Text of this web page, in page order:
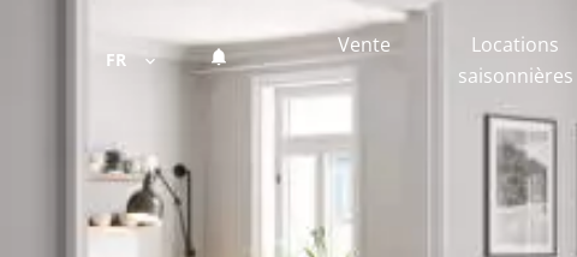
FR
Vente
Locations
saisonnières